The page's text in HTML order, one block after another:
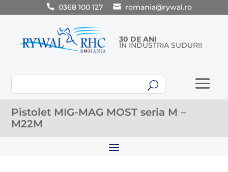
0368 100 127 romania@rywal.ro
30 DE ANI
ÎN INDUSTRIA SUDURII
U
Pistolet MIG-MAG MOST seria M –
M22M